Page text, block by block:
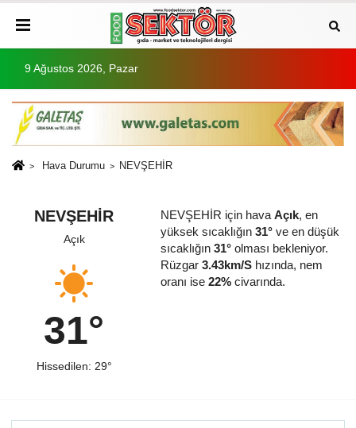
9 Ağustos 2026, Pazar
Hava Durumu NEVŞEHİR
NEVŞEHİR
Açık
31°
Hissedilen: 29°
NEVŞEHİR için hava Açık, en
yüksek sıcaklığın 31°ve en düşük
sıcaklığın 31°olması bekleniyor.
Rüzgar 3.43km/Shızında, nem
oranı ise 22%civarında.